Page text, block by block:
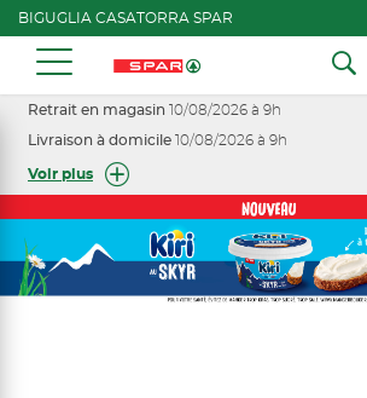
BIGUGLIA CASATORRA SPAR
Retrait en magasin 10/08/2026 à 9h
Livraison à domicile 10/08/2026 à 9h
Voir plus